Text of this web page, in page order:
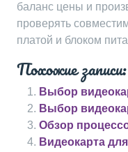
баланс цены и
проверять
платой и блоком
Похожие записи:
Выбор
Выбор
Обзор
Видеокарта